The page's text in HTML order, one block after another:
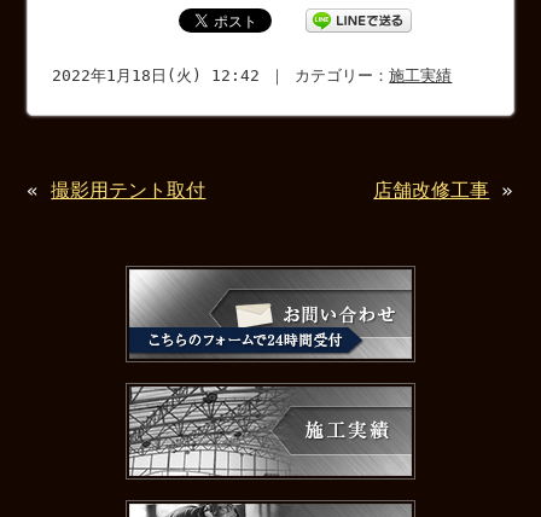
2022年1月18日(火) 12:42 ｜ カテゴリー：施工実績
«撮影用テント取付 店舗改修工事 »